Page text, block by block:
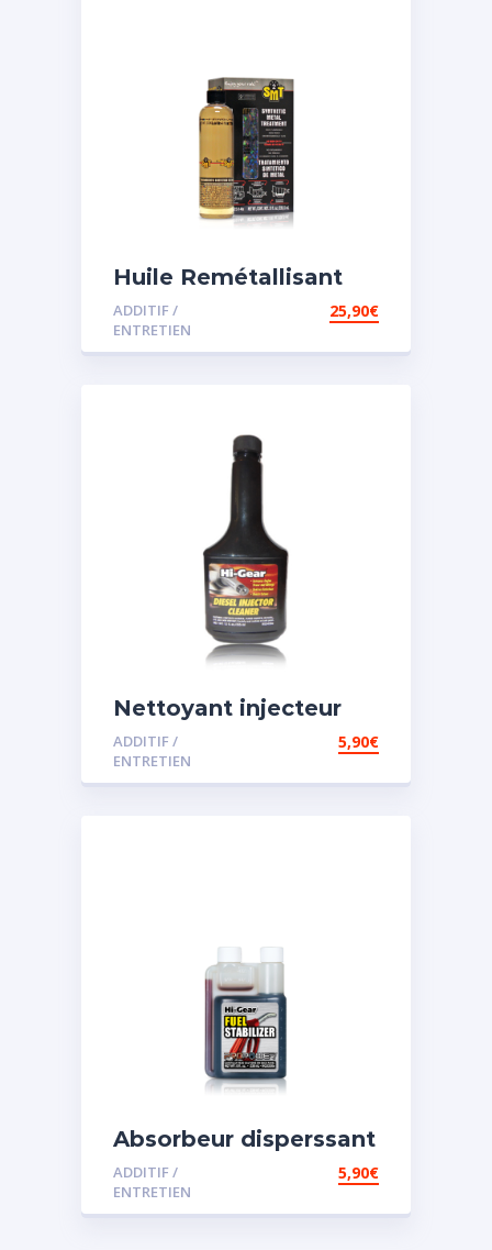
Huile Remétallisant
Moteur SMT2
ADDITIF /
ENTRETIEN
25,90€
Nettoyant injecteur
diesel
ADDITIF /
ENTRETIEN
5,90€
Absorbeur disperssant
d’eau pour carburant
ADDITIF /
ENTRETIEN
5,90€